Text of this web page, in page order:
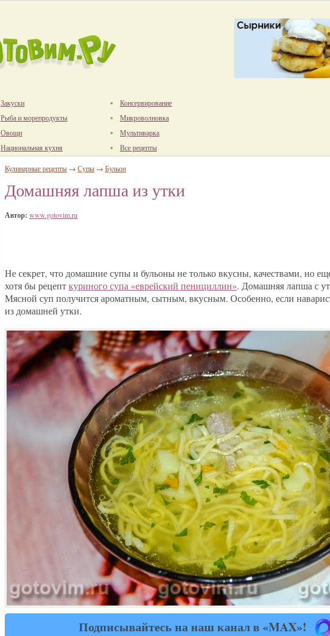
Закуски
Рыба и морепродукты
Овощи
Национальная кухня
Консервирование
Микроволновка
Мультиварка
Все рецепты
Кулинарные рецепты → Супы → Бульон
Домашняя лапша из утки
Автор: www.gotovim.ru
Не секрет, что домашние супы и бульоны не только вкусны, качествами, но
хотя бы рецепткуриного супа «еврейский пенициллин». Домашняя лапша с
Мясной суп получится ароматным, сытным, вкусным. Особенно, если
из домашней утки.
Подписывайтесь на наш канал в «MAX»!